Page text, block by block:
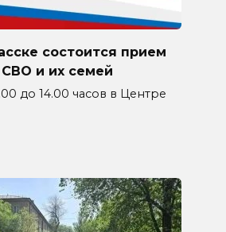
состоится прием
СВО и их семей
до 14.00 часов в Центре